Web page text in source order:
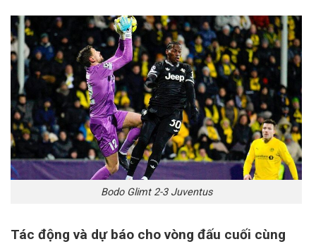
Bodo Glimt 2-3 Juventus
Tác động và dự báo cho vòng đấu cuối cùng